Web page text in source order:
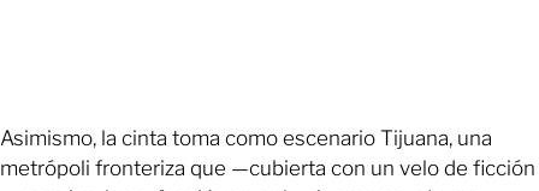
Asimismo, la cinta toma como escenario Tijuana, una
metrópoli fronteriza que —cubierta con un velo de ficción